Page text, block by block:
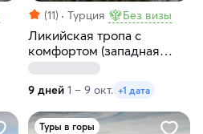
(11) Турция Без визы
Ликийская тропа с
комфортом (западная
часть)
9 дней 1 – 9 окт. +1 дата
Туры в горы